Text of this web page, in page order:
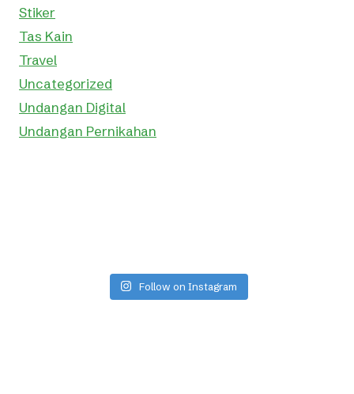
Stiker
Tas Kain
Travel
Uncategorized
Undangan Digital
Undangan Pernikahan
Follow on Instagram